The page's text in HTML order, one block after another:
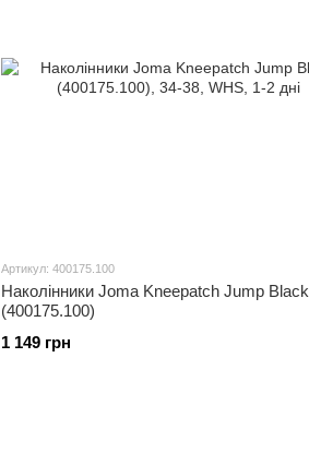
Артикул: 400175.100
Наколінники Joma Kneepatch Jump Black
(400175.100)
1 149 грн